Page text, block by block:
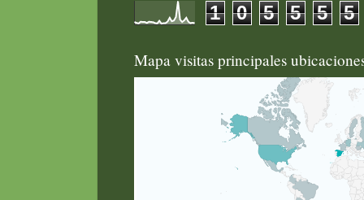
1 0 5 5 5 5
Mapa visitas principales